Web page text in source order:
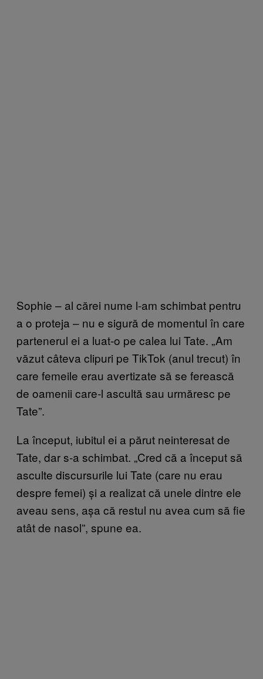
Sophie – al cărei nume l-am schimbat pentru
a o proteja – nu e sigură de momentul în care
partenerul ei a luat-o pe calea lui Tate. „Am
văzut câteva clipuri pe TikTok (anul trecut) în
care femeile erau avertizate să se ferească
de oamenii care-l ascultă sau urmăresc pe
Tate”.
La început, iubitul ei a părut neinteresat de
Tate, dar s-a schimbat. „Cred că a început să
asculte discursurile lui Tate (care nu erau
despre femei) și a realizat că unele dintre ele
aveau sens, așa că restul nu avea cum să fie
atât de nasol”, spune ea.